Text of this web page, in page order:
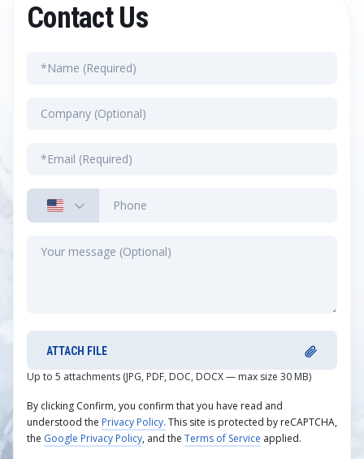
Contact Us
ATTACH FILE
Up to 5 attachments (JPG, PDF, DOC, DOCX — max size 30 MB)
By clicking Confirm, you confirm that you have read and
understood the Privacy Policy. This site is protected by reCAPTCHA,
the Google Privacy Policy, and the Terms of Service applied.